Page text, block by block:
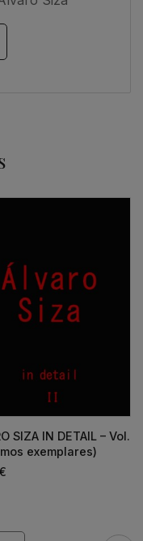
SIZA IN DETAIL – Vol.
exemplares)
€